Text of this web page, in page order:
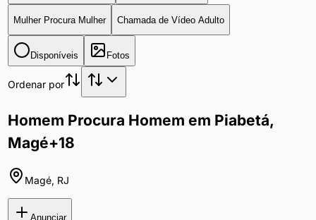
Mulher Procura Mulher Chamada de Vídeo Adulto
Disponíveis Fotos
Ordenar por
Homem Procura Homem em Piabetá,
Magé+18
Magé, RJ
Anunciar